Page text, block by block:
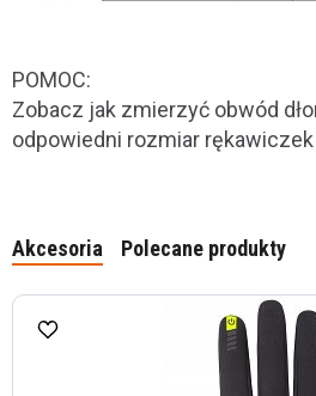
POMOC:
Zobacz jak zmierzyć obwód
odpowiedni rozmiar rękawiczek
Akcesoria Polecane produkty